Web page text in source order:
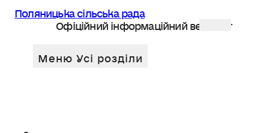
Поляницька сільська рада
Офіційний інформаційний веб сайт